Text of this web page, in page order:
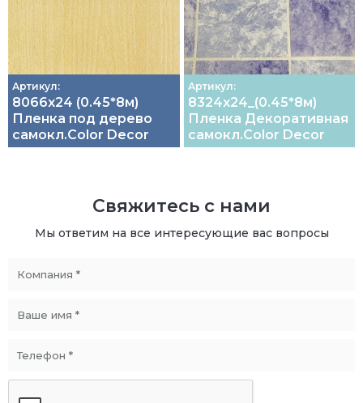
Артикул:
8066х24 (0.45*8м)
Пленка под дерево
самокл.Color Decor
Артикул:
8324х24_(0.45*8м)
Пленка Декоративная
самокл.Color Decor
Свяжитесь с нами
Мы ответим на все интересующие вас вопросы